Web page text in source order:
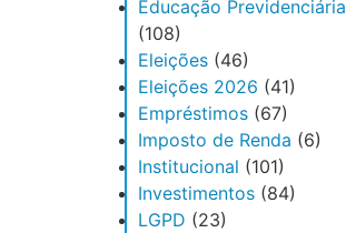
Educação Previdenciária
(108)
Eleições (46)
Eleições 2026 (41)
Empréstimos (67)
Imposto de Renda (6)
Institucional (101)
Investimentos (84)
LGPD (23)